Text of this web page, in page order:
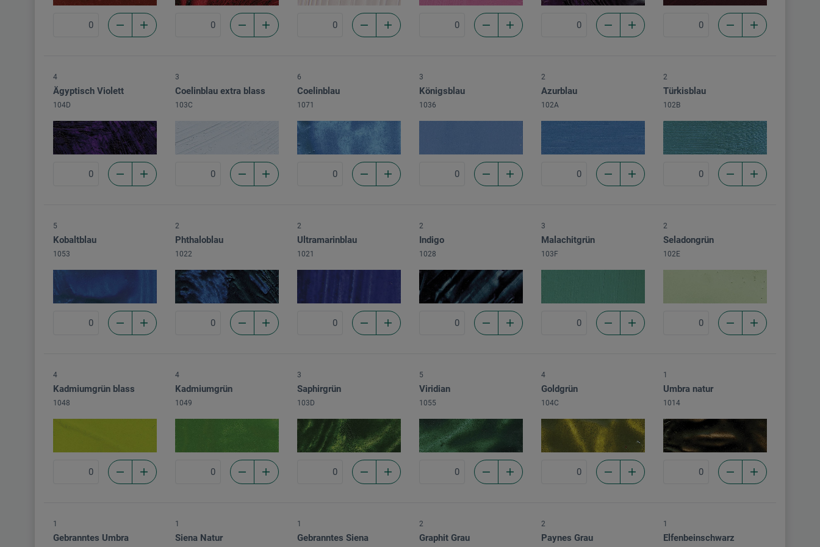
4
Ägyptisch Violett
104D
3
Coelinblau extra blass
103C
6
Coelinblau
1071
3
Königsblau
1036
2
Azurblau
102A
2
Türkisblau
102B
5
Kobaltblau
1053
2
Phthaloblau
1022
2
Ultramarinblau
1021
2
Indigo
1028
3
Malachitgrün
103F
2
Seladongrün
102E
4
Kadmiumgrün blass
1048
4
Kadmiumgrün
1049
3
Saphirgrün
103D
5
Viridian
1055
4
Goldgrün
104C
1
Umbra natur
1014
1
Gebranntes Umbra
1
Siena Natur
1
Gebranntes Siena
2
Graphit Grau
2
Paynes Grau
1
Elfenbeinschwarz